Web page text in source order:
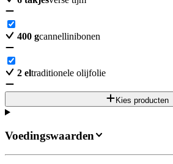
400 gcannellinibonen
2 eltraditionele olijfolie
Kies producten
Voedingswaarden